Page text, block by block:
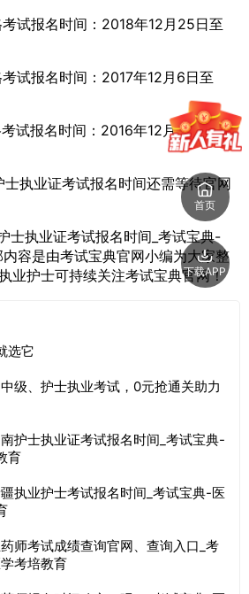
首页
下载APP
试报名时间：2018年12月25日至
试报名时间：2017年12月6日至
试报名时间：2016年12月5日至
执业证考试报名时间还需等待官网
士执业证考试报名时间_考试宝典-
容是由考试宝典官网小编为大家整
业护士可持续关注考试宝典官网！
选它
级、护士执业考试，0元抢通关助力
护士执业证考试报名时间_考试宝典-
育
执业护士考试报名时间_考试宝典-医
师考试成绩查询官网、查询入口_考
考培教育